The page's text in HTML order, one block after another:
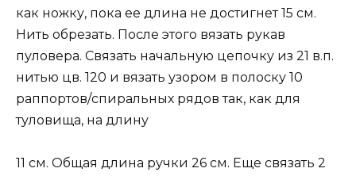
как ножку, пока ее длина не достигнет 15 см.
Нить обрезать. После этого вязать рукав
пуловера. Связать начальную цепочку из 21 в.п.
нитью цв. 120 и вязать узором в полоску 10
раппортов/спиральных рядов так, как для
туловища, на длину
11 см. Общая длина ручки 26 см. Еще связать 2